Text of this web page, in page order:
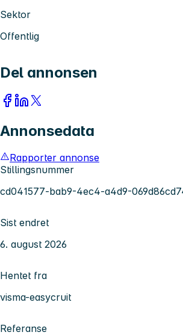
Sektor
Offentlig
Del annonsen
Annonsedata
Rapporter annonse
Stillingsnummer
cd041577-bab9-4ec4-a4d9-
Sist endret
6. august 2026
Hentet fra
visma-easycruit
Referanse